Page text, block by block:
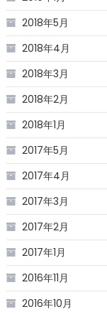
2018年5月
2018年4月
2018年3月
2018年2月
2018年1月
2017年5月
2017年4月
2017年3月
2017年2月
2017年1月
2016年11月
2016年10月